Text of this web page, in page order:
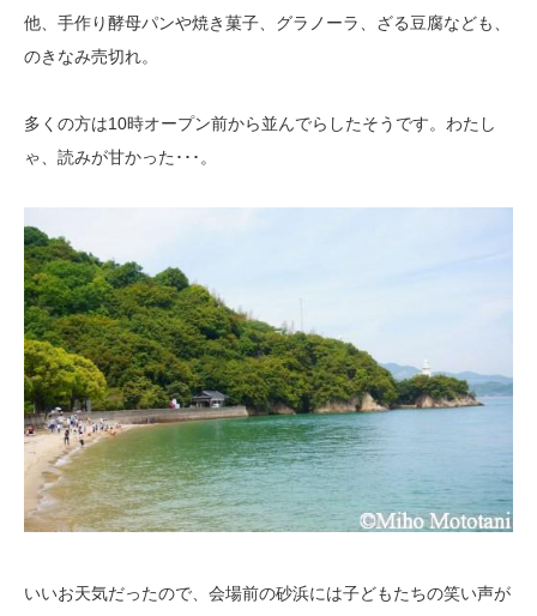
他、手作り酵母パンや焼き菓子、グラノーラ、ざる豆腐なども、
のきなみ売切れ。
多くの方は10時オープン前から並んでらしたそうです。わたし
ゃ、読みが甘かった･･･。
いいお天気だったので、会場前の砂浜には子どもたちの笑い声が